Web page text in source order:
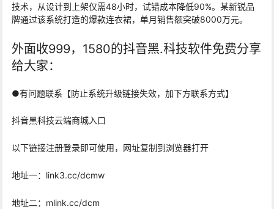
技术，从设计到上架仅需48小时，试错成本降低90%。某新锐品
牌通过该系统打造的爆款连衣裙，单月销售额突破8000万元。
外面收999，1580的抖音黑.科技软件免费分享
给大家：
●有问题联系【防止系统升级链接失效，加下方联系方式】
抖音黑科技云端商城入口
以下链接注册登录即可使用，网址复制到浏览器打开
地址一：link3.cc/dcmw
地址二：mlink.cc/dcm